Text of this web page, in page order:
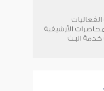
الأرشيفية
البث